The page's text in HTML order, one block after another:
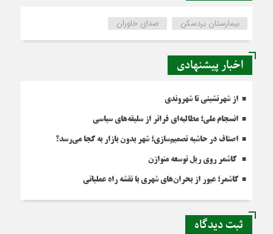
بیمارستان بردسکن صدای خاوران
اخبار پیشنهادی
از شهرنشینی تا شهروندی
انسجام ملی؛ مطالبه‌ای فراتر از سلیقه‌های سیاسی
اصناف در حاشیه تصمیم‌سازی؛ شهر بدون بازار به کجا می‌رسد؟
کاشمر روی ریل توسعه متوازن
کاشمر؛ عبور از بحران‌های شهری با نقشه راه عملیاتی
ثبت دیدگاه